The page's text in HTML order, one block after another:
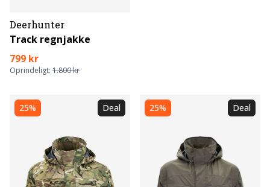
Deerhunter
Track regnjakke
799 kr
Oprindeligt: 1.800 kr
25% Deal 25% Deal